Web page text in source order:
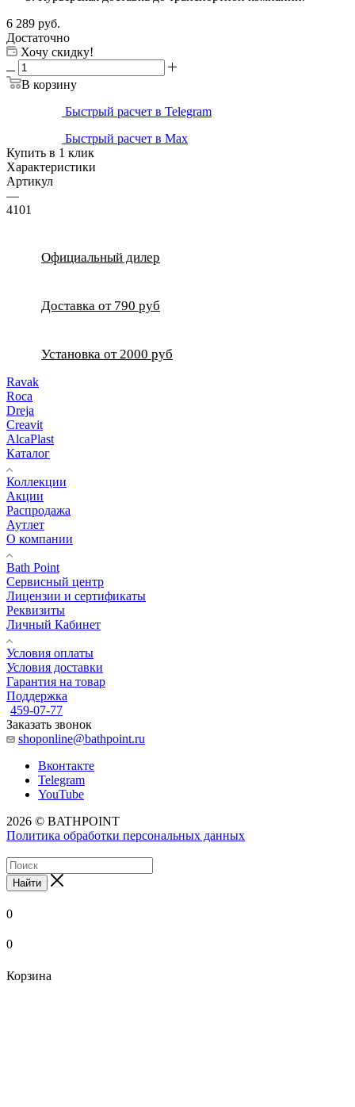
6 289 руб.
Достаточно
Хочу скидку!
В корзину
Быстрый расчет в Telegram
Быстрый расчет в Max
Купить в 1 клик
Характеристики
Артикул
—
4101
Официальный дилер
Доставка от 790 руб
Установка от 2000 руб
Ravak
Roca
Dreja
Creavit
AlcaPlast
Каталог
Коллекции
Акции
Распродажа
Аутлет
О компании
Bath Point
Сервисный центр
Лицензии и сертификаты
Реквизиты
Личный Кабинет
Условия оплаты
Условия доставки
Гарантия на товар
Поддержка
459-07-77
Заказать звонок
shoponline@bathpoint.ru
Вконтакте
Telegram
YouTube
2026 © BATHPOINT
Политика обработки персональных данных
Найти
0
0
Корзина